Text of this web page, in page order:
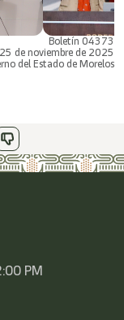
Boletín 04373
de noviembre de 2025
del Estado de Morelos
PM